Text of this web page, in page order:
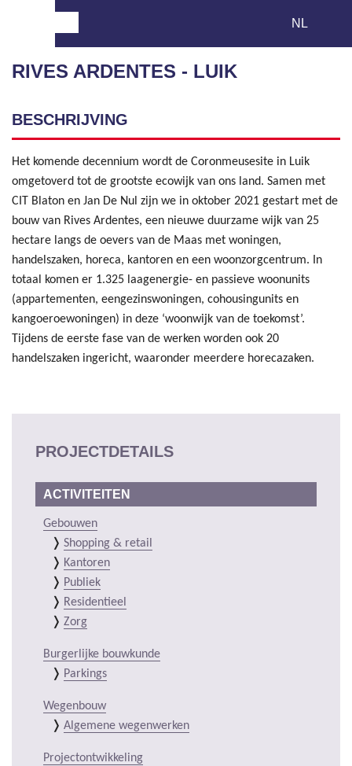
RIVES ARDENTES - LUIK
BESCHRIJVING
Het komende decennium wordt de Coronmeusesite in Luik
omgetoverd tot de grootste ecowijk van ons land. Samen met
CIT Blaton en Jan De Nul zijn we in oktober 2021 gestart met de
bouw van Rives Ardentes, een nieuwe duurzame wijk van 25
hectare langs de oevers van de Maas met woningen,
handelszaken, horeca, kantoren en een woonzorgcentrum. In
totaal komen er 1.325 laagenergie- en passieve woonunits
(appartementen, eengezinswoningen, cohousingunits en
kangoeroewoningen) in deze ‘woonwijk van de toekomst’.
Tijdens de eerste fase van de werken worden ook 20
handelszaken ingericht, waaronder meerdere horecazaken.
PROJECTDETAILS
ACTIVITEITEN
Gebouwen
Shopping & retail
Kantoren
Publiek
Residentieel
Zorg
Burgerlijke bouwkunde
Parkings
Wegenbouw
Algemene wegenwerken
Projectontwikkeling